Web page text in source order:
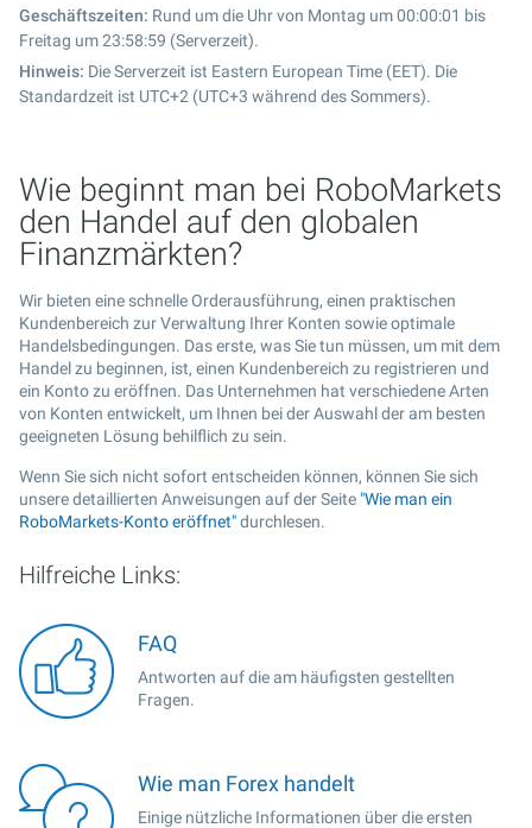
Geschäftszeiten: Rund um die Uhr von Montag um 00:00:01 bis
Freitag um 23:58:59 (Serverzeit).
Hinweis: Die Serverzeit ist Eastern European Time (EET). Die
Standardzeit ist UTC+2 (UTC+3 während des Sommers).
Wie beginnt man bei RoboMarkets
den Handel auf den globalen
Finanzmärkten?
Wir bieten eine schnelle Orderausführung, einen praktischen
Kundenbereich zur Verwaltung Ihrer Konten sowie optimale
Handelsbedingungen. Das erste, was Sie tun müssen, um mit dem
Handel zu beginnen, ist, einen Kundenbereich zu registrieren und
ein Konto zu eröffnen. Das Unternehmen hat verschiedene Arten
von Konten entwickelt, um Ihnen bei der Auswahl der am besten
geeigneten Lösung behilflich zu sein.
Wenn Sie sich nicht sofort entscheiden können, können Sie sich
unsere detaillierten Anweisungen auf der Seite "Wie man ein
RoboMarkets-Konto eröffnet"durchlesen.
Hilfreiche Links:
FAQ
Antworten auf die am häufigsten gestellten
Fragen.
Wie man Forex handelt
Einige nützliche Informationen über die ersten